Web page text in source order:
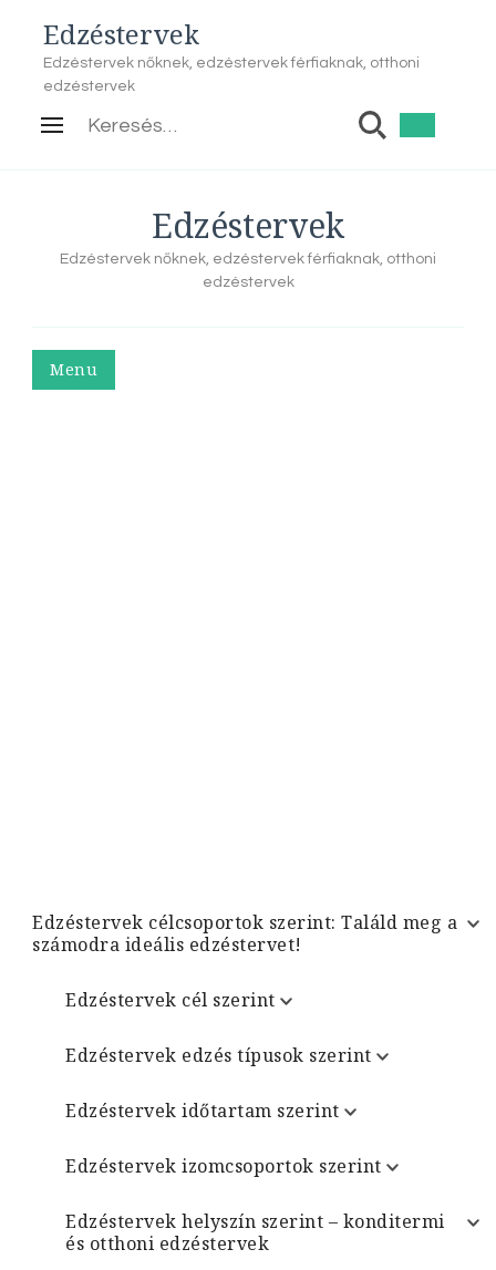
Edzéstervek
Edzéstervek nőknek, edzéstervek férfiaknak, otthoni
edzéstervek
Keresés:
Edzéstervek
Edzéstervek nőknek, edzéstervek férfiaknak, otthoni
edzéstervek
Menu
Edzéstervek célcsoportok szerint: Találd meg a
számodra ideális edzéstervet!
Edzéstervek cél szerint
Edzéstervek edzés típusok szerint
Edzéstervek időtartam szerint
Edzéstervek izomcsoportok szerint
Edzéstervek helyszín szerint – konditermi
és otthoni edzéstervek